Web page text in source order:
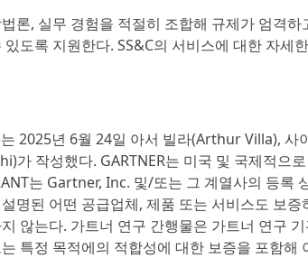
론, 실무 경험을 적절히 조합해 규제가 엄격하
도록 지원한다. SS&C의 서비스에 대한 자세
2025년 6월 24일 아서 빌라(Arthur Villa), 사
가 작성했다. GARTNER는 미국 및 국제적으로
는 Gartner, Inc. 및/또는 그 계열사의 등록
명된 어떤 공급업체, 제품 또는 서비스도 보증
않는다. 가트너 연구 간행물은 가트너 연구 기
특정 목적에의 적합성에 대한 보증을 포함해